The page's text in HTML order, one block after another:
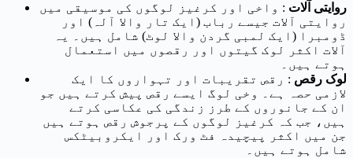
روایتی آلات : واخی اور کرغیز لوگوں کی موسیقی میں
روایتی آلات جیسے رباب (ایک تار والا آلہ) اور
ڈومبرا (ایک لمبی گردن والا لوٹ) شامل ہیں۔ یہ
آلات اکثر لوک گیتوں اور رقصوں میں استعمال
ہوتے ہیں۔
لوک رقص : رقص تقریبات اور تہواروں کا ایک
لازمی حصہ ہے۔ وخی لوگ ایسے رقص پیش کرتے ہیں جو
ان کے جانوروں کے طرز زندگی کی عکاسی کرتے
ہیں، جب کہ کرغیز لوگوں کے پرجوش رقص ہوتے ہیں
جن میں اکثر پیچیدہ فٹ ورک اور ایکروبیٹکس
شامل ہوتے ہیں۔